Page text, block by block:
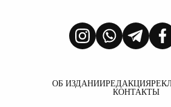
ОБ ИЗДАНИИРЕДАКЦИЯ
КОНТАКТЫ